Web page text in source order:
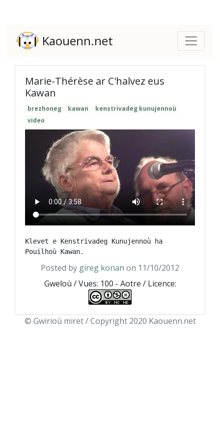
Kaouenn.net
Marie-Thérèse ar C'halvez eus
Kawan
brezhoneg kawan
kenstrivadeg kunujennoù
video
Klevet e Kenstrivadeg Kunujennoù ha
Posted by gireg konan on 11/10/2012
Gweloù / Vues: 100 - Aotre / Licence:
© Gwirioù miret / Copyright 2020 Kaouenn.net